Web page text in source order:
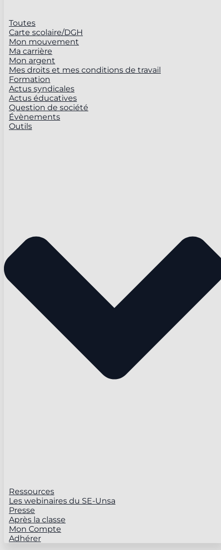
Toutes
Carte scolaire/DGH
Mon mouvement
Ma carrière
Mon argent
Mes droits et mes conditions de travail
Formation
Actus syndicales
Actus éducatives
Question de société
Évènements
Outils
Ressources
Les webinaires du SE-Unsa
Presse
Après la classe
Mon Compte
Adhérer